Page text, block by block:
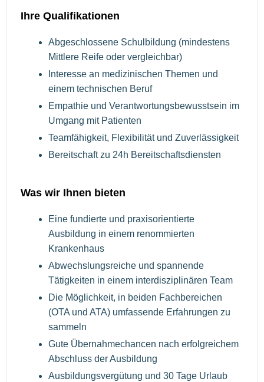
Ihre Qualifikationen
Abgeschlossene Schulbildung (mindestens
Mittlere Reife oder vergleichbar)
Interesse an medizinischen Themen und
einem technischen Beruf
Empathie und Verantwortungsbewusstsein im
Umgang mit Patienten
Teamfähigkeit, Flexibilität und Zuverlässigkeit
Bereitschaft zu 24h Bereitschaftsdiensten
Was wir Ihnen bieten
Eine fundierte und praxisorientierte
Ausbildung in einem renommierten
Krankenhaus
Abwechslungsreiche und spannende
Tätigkeiten in einem interdisziplinären Team
Die Möglichkeit, in beiden Fachbereichen
(OTA und ATA) umfassende Erfahrungen zu
sammeln
Gute Übernahmechancen nach erfolgreichem
Abschluss der Ausbildung
Ausbildungsvergütung und 30 Tage Urlaub